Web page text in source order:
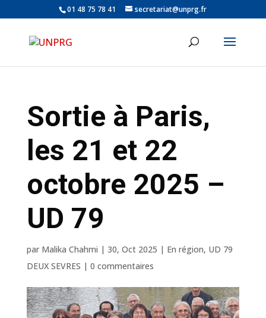
01 48 75 78 41 secretariat@unprg.fr
Sortie à Paris,
les 21 et 22
octobre 2025 –
UD 79
par Malika Chahmi | 30, Oct 2025 | En région, UD 79
DEUX SEVRES | 0 commentaires